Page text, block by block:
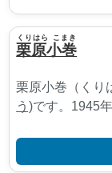
栗原小巻
くりはら こまき
栗原小巻（くり
う)です。1945